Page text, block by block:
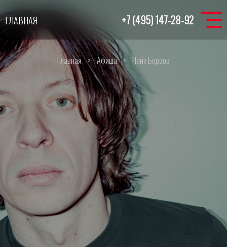
ГЛАВНАЯ +7 (495) 147-28-92
Главная > Афиша > Найк Борзов